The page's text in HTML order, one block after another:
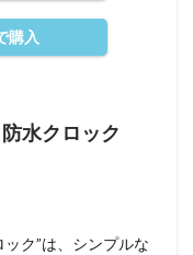
購入
水クロック
ク”は、シンプルな